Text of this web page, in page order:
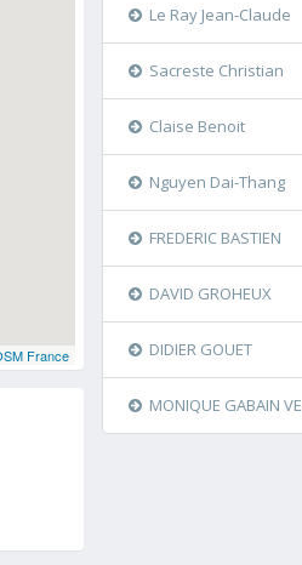
France
Le Ray Jean-Claude
Sacreste Christian
Claise Benoit
Nguyen Dai-Thang
FREDERIC BASTIEN
DAVID GROHEUX
DIDIER GOUET
MONIQUE GABAIN